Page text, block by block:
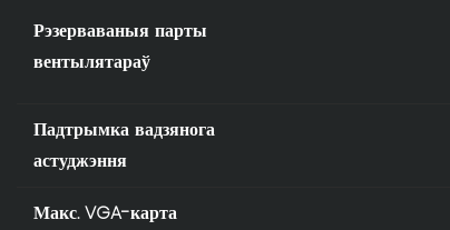
Рэзерваваныя парты
вентылятараў
Падтрымка вадзянога
астуджэння
Макс. VGA-карта